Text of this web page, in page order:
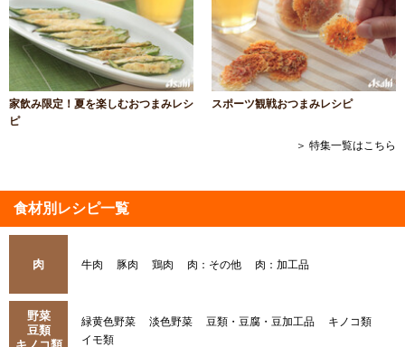
家飲み限定！夏を楽しむおつまみレシ
ピ
スポーツ観戦おつまみレシピ
＞ 特集一覧はこちら
食材別レシピ一覧
肉 牛肉 豚肉 鶏肉 肉：その他 肉：加工品
野菜
豆類
緑黄色野菜 淡色野菜 豆類・豆腐・豆加工品
キノコ類
イモ類